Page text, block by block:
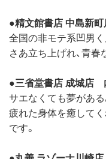
●精文館書店 中島新
全国の非モテ系凹男
さあ立ち上げれ、青
●三省堂書店 成城店
サエなくても夢がある
疲れた身体を癒して
です。